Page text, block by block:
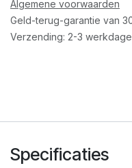
Algemene voorwaarden
Geld-terug-garantie van
Verzending: 2-3
Specificaties